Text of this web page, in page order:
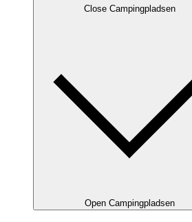
Close Campingpladsen
Open Campingpladsen